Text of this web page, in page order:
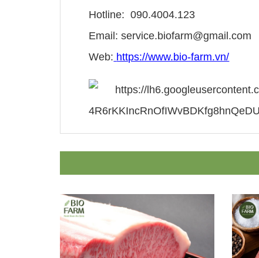
Hotline: 090.4004.123
Email: service.biofarm@gmail.com
Web: https://www.bio-farm.vn/